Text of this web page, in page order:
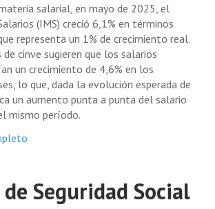
salarial, en mayo de 2025, el
(IMS) creció 6,1% en términos
representa un 1% de crecimiento real.
de cinve sugieren que los salarios
un crecimiento de 4,6% en los
lo que, dada la evolución esperada de
un aumento punta a punta del salario
mismo período.
Seguridad Social